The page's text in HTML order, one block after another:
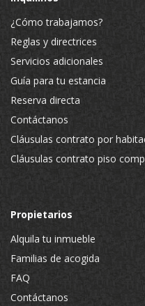
¿Cómo trabajamos?
Reglas y directrices
Servicios adicionales
Guía para tu estancia
Reserva directa
Contáctanos
Cláusulas contrato por
Cláusulas contrato piso
Propietarios
Alquila tu inmueble
Familias de acogida
FAQ
Contáctanos